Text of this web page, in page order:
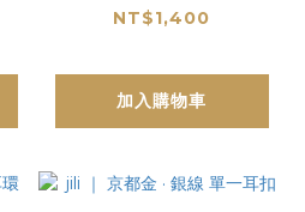
NT$1,400
加入購物車